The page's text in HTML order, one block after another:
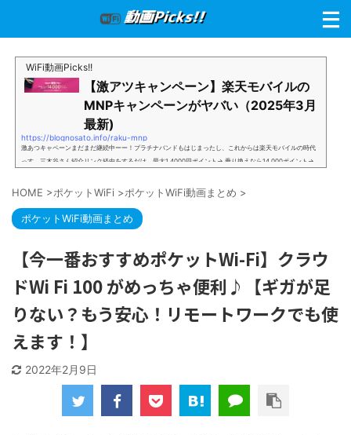
WiFi動画Picks!!
【激アツキャンペーン】楽天モバイルの
MNPキャンペーンがヤバい（2025年3月
最新)
https://blognosato.info/raku-mnp
激あつキャペーンまだまだ継続中ーー！プラチナバンドもはじまったし、これからは楽天モバイルの時代
っす。三木谷さん紹介リンク経由をするだけ。最大1,4000円ポイント→ 乗り換えなら14,000ポイント→
谷さんキャンペーン／2回線目以降でもOK再契約でもでもOK背水の陣の楽天モバイル。ついに「最後の賭
別招待ページから楽天モバイ...
HOME >ポケットWiFi >ポケットWiFi動画まとめ >
ポケットWiFi動画まとめ
【今一番おすすめポケットWi-Fi】クラウ
ドWi Fi 100 がめっちゃ便利♪【ギガが足
りない？もう安心！リモートワークでも使
えます！】
2022年2月9日